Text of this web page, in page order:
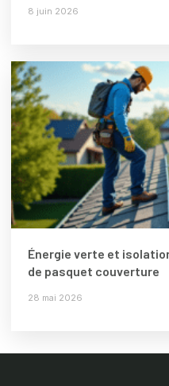
8 juin 2026
Énergie verte et
de pasquet couverture
28 mai 2026